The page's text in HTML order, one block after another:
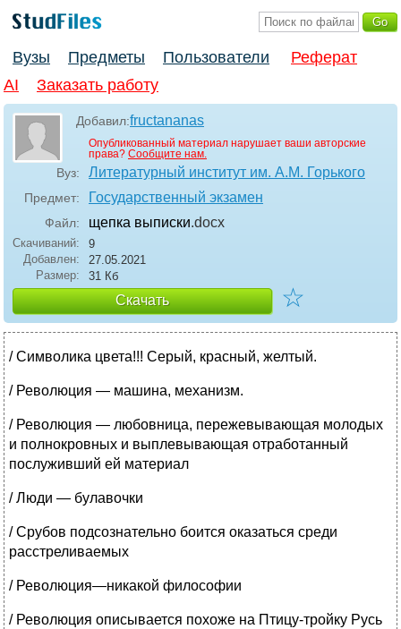
Вузы Предметы Пользователи
Реферат
AI
Заказать работу
Добавил:fructananas
Опубликованный материал нарушает ваши авторские
права? Сообщите нам.
Вуз: Литературный институт им. А.М. Горького
Предмет: Государственный экзамен
Файл: щепка выписки.docx
Скачиваний:
9
Добавлен:
27.05.2021
Размер:
31 Кб
Скачать ☆
/ Символика цвета!!! Серый, красный, желтый.
/ Революция — машина, механизм.
/ Революция — любовница, пережевывающая молодых
и полнокровных и выплевывающая отработанный
послуживший ей материал
/ Люди — булавочки
/ Срубов подсознательно боится оказаться среди
расстреливаемых
/ Революция—никакой философии
/ Революция описывается похоже на Птицу-тройку Русь